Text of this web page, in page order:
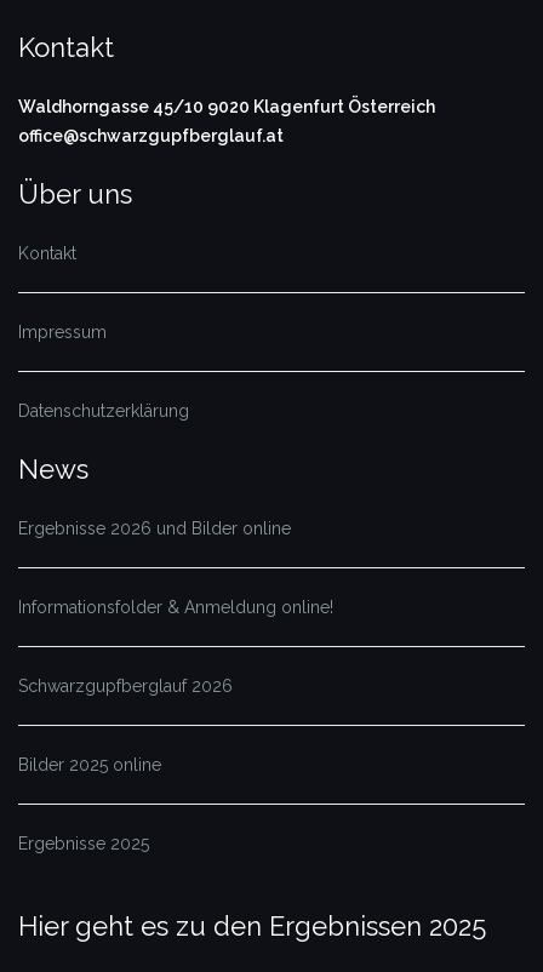
Kontakt
Waldhorngasse 45/10 9020 Klagenfurt Österreich
office@schwarzgupfberglauf.at
Über uns
Kontakt
Impressum
Datenschutzerklärung
News
Ergebnisse 2026 und Bilder online
Informationsfolder & Anmeldung online!
Schwarzgupfberglauf 2026
Bilder 2025 online
Ergebnisse 2025
Hier geht es zu den Ergebnissen 2025